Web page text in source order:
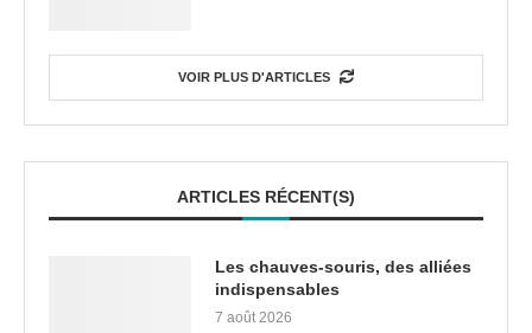
VOIR PLUS D'ARTICLES
ARTICLES RÉCENT(S)
Les chauves-souris, des alliées
indispensables
7 août 2026